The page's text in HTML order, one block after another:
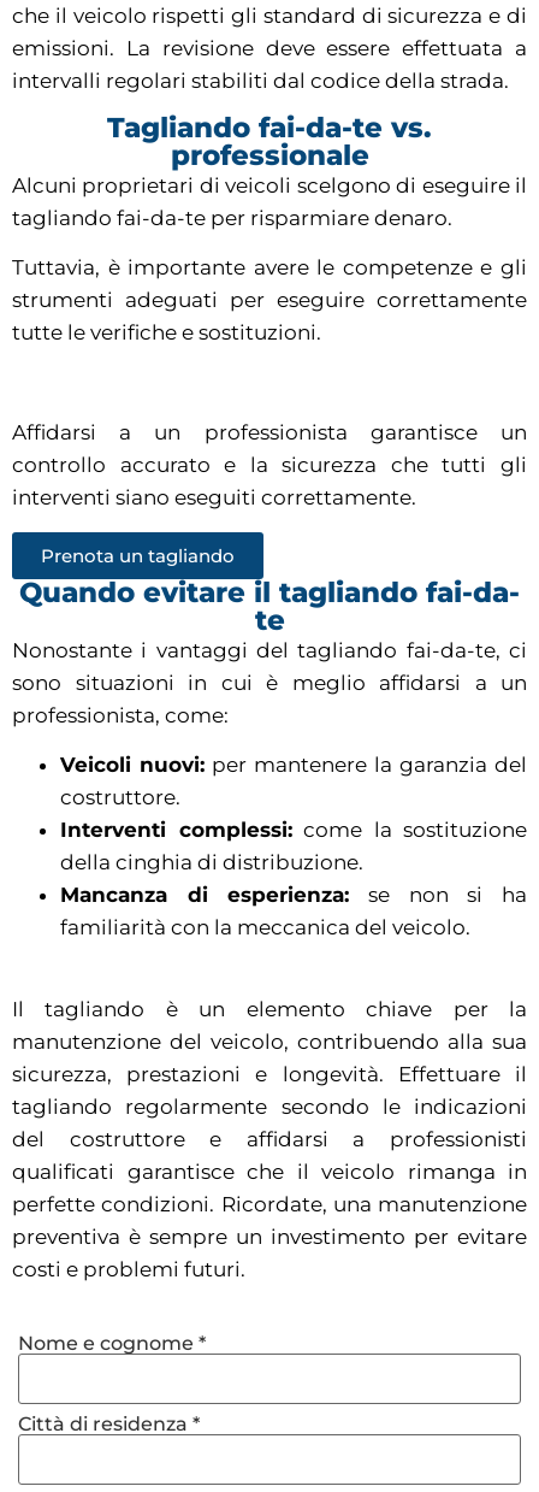
che il veicolo rispetti gli standard di sicurezza e di
emissioni. La revisione deve essere effettuata a
intervalli regolari stabiliti dal codice della strada.
Tagliando fai-da-te vs.
professionale
Alcuni proprietari di veicoli scelgono di eseguire il
tagliando fai-da-te per risparmiare denaro.
Tuttavia, è importante avere le competenze e gli
strumenti adeguati per eseguire correttamente
tutte le verifiche e sostituzioni.
Affidarsi a un professionista garantisce un
controllo accurato e la sicurezza che tutti gli
interventi siano eseguiti correttamente.
Prenota un tagliando
Quando evitare il tagliando fai-da-
te
Nonostante i vantaggi del tagliando fai-da-te, ci
sono situazioni in cui è meglio affidarsi a un
professionista, come:
Veicoli nuovi: per mantenere la garanzia del
costruttore.
Interventi complessi:come la sostituzione
della cinghia di distribuzione.
Mancanza di esperienza: se non si ha
familiarità con la meccanica del veicolo.
Il tagliando è un elemento chiave per la
manutenzione del veicolo, contribuendo alla sua
sicurezza, prestazioni e longevità. Effettuare il
tagliando regolarmente secondo le indicazioni
del costruttore e affidarsi a professionisti
qualificati garantisce che il veicolo rimanga in
perfette condizioni. Ricordate, una manutenzione
preventiva è sempre un investimento per evitare
costi e problemi futuri.
Nome e cognome *
Città di residenza *